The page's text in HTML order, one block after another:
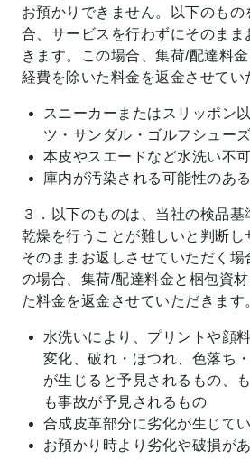
お預かりできません。以下のも
合、サービスを行わずにそのまま
きます。この場合、集荷/配達料
経費を除いた料金を返金させてい
スニーカーまたはスリッポン
ツ・サンダル・ゴルフシュー
本皮やスエードなど水洗い不
庫内が汚染される可能性のあ
３．以下のものは、当社の検品基
乾燥を行うことが難しいと判断し
そのままお返しさせていただく場
の場合、集荷/配達料金と梱包資
た料金を返金させていただきます
水洗いにより、プリントや顔
変化、破れ・ほつれ、色落ち
が生じると予見されるもの、
も事故が予見されるもの
合成皮革部分に劣化が生じて
お預かり時より劣化や破損が